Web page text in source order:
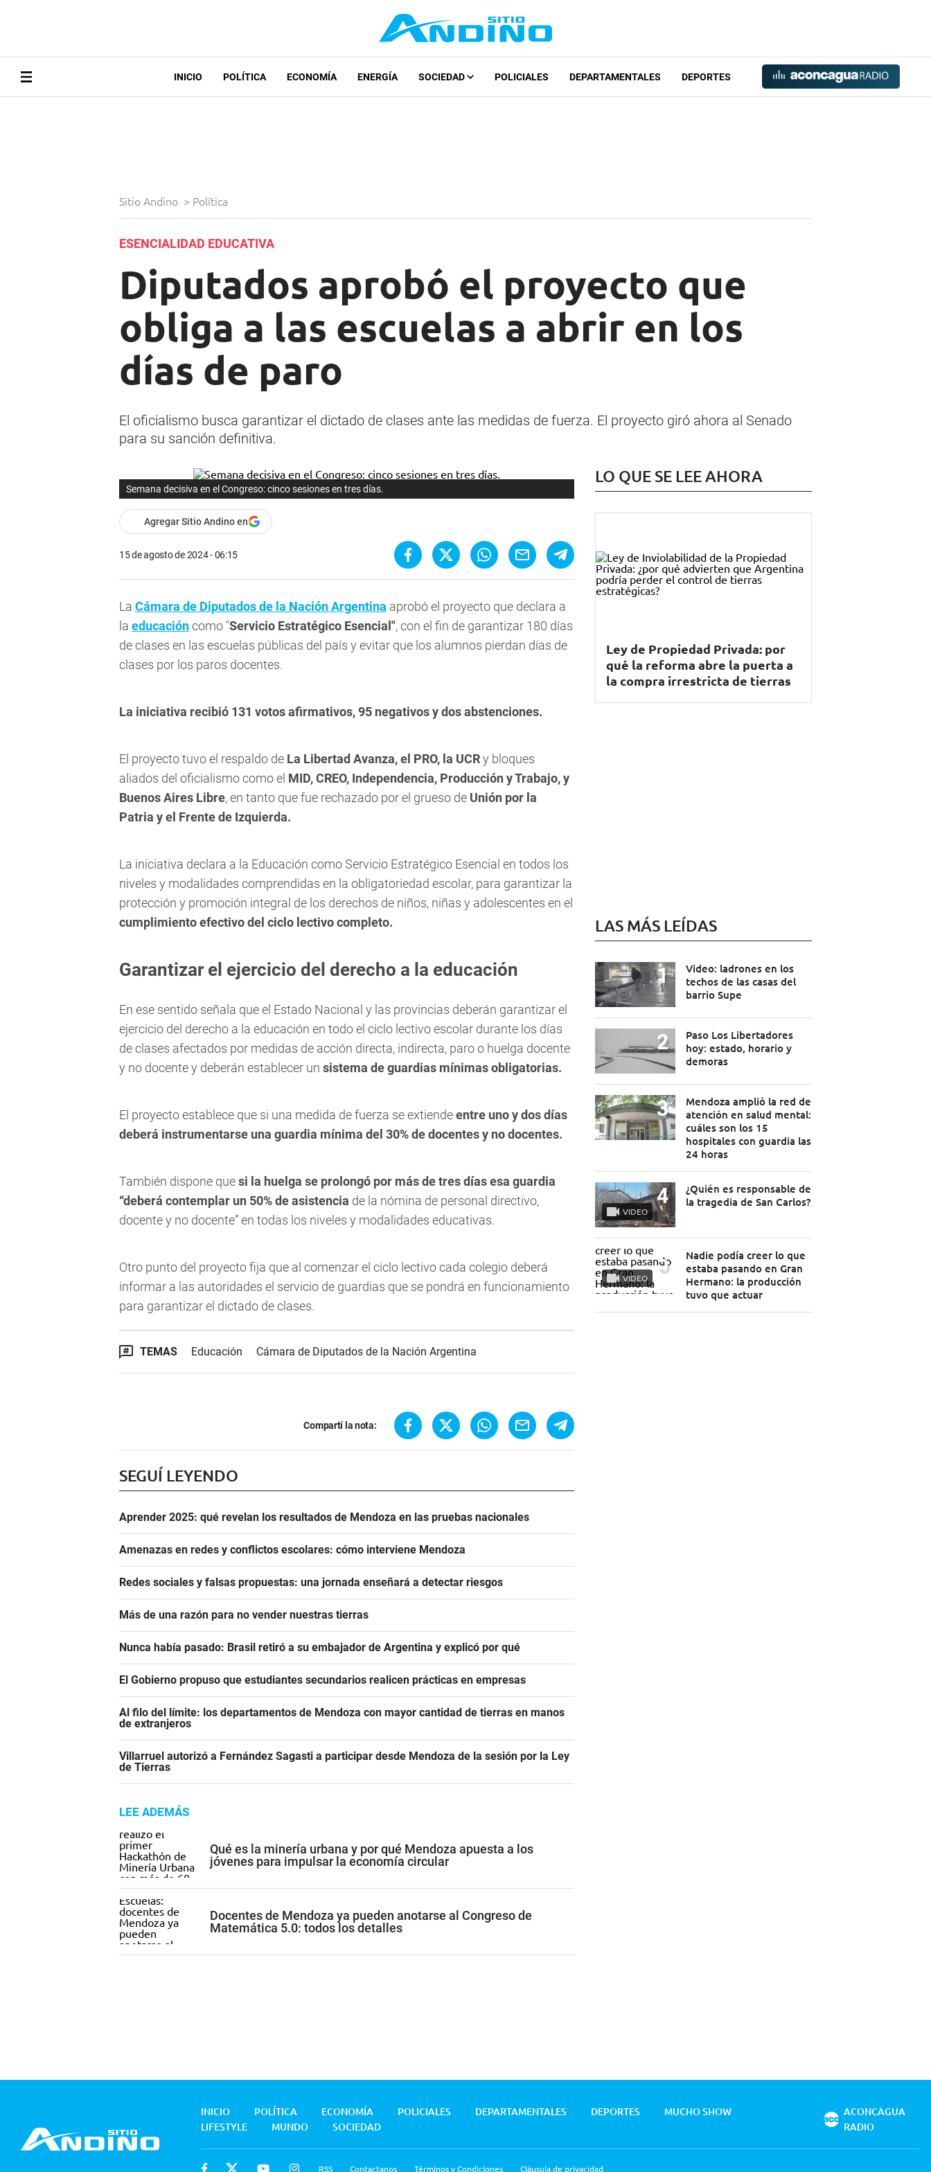
INICIO POLÍTICA ECONOMÍA ENERGÍA SOCIEDAD POLICIALES DEPARTAMENTALES DEPORTES
Sitio Andino > Política
ESENCIALIDAD EDUCATIVA
Diputados aprobó el proyecto que
obliga a las escuelas a abrir en los
días de paro
El oficialismo busca garantizar el dictado de clases ante las medidas de fuerza. El proyecto giró ahora al Senado
para su sanción definitiva.
Semana decisiva en el Congreso: cinco sesiones en tres días.
Agregar Sitio Andino en
15 de agosto de 2024 - 06:15
La Cámara de Diputadosde la Nación Argentina aprobó el proyecto que declara a
la educacióncomo "Servicio Estratégico Esencial", con el fin de garantizar 180 días
de clases en las escuelas públicas del país y evitar que los alumnos pierdan días de
clases por los paros docentes.
La iniciativa recibió 131 votos afirmativos, 95 negativos y dos abstenciones.
El proyecto tuvo el respaldo de La Libertad Avanza, el PRO, la UCRy bloques
aliados del oficialismo como el MID, CREO, Independencia, Producción y Trabajo, y
Buenos Aires Libre, en tanto que fue rechazado por el grueso de Unión por la
Patria y el Frente de Izquierda.
La iniciativa declara a la Educación como Servicio Estratégico Esencial en todos los
niveles y modalidades comprendidas en la obligatoriedad escolar, para garantizar la
protección y promoción integral de los derechos de niños, niñas y adolescentes en el
cumplimiento efectivo del ciclo lectivo completo.
Garantizar el ejercicio del derecho a la educación
En ese sentido señala que el Estado Nacional y las provincias deberán garantizar el
ejercicio del derecho a la educación en todo el ciclo lectivo escolar durante los días
de clases afectados por medidas de acción directa, indirecta, paro o huelga docente
y no docente y deberán establecer un sistema de guardias mínimas obligatorias.
El proyecto establece que si una medida de fuerza se extiendeentre uno y dos días
deberá instrumentarse una guardia mínima del 30% de docentes y no docentes.
También dispone quesi la huelga se prolongó por más de tres días esa guardia
“deberá contemplar un 50% de asistencia de la nómina de personal directivo,
docente y no docente” en todas los niveles y modalidades educativas.
Otro punto del proyecto fija que al comenzar el ciclo lectivo cada colegio deberá
informar a las autoridades el servicio de guardias que se pondrá en funcionamiento
para garantizar el dictado de clases.
TEMAS Educación Cámara de Diputados de la Nación Argentina
Compartí la nota:
SEGUÍ LEYENDO
Aprender 2025: qué revelan los resultados de Mendoza en las pruebas nacionales
Amenazas en redes y conflictos escolares: cómo interviene Mendoza
Redes sociales y falsas propuestas: una jornada enseñará a detectar riesgos
Más de una razón para no vender nuestras tierras
Nunca había pasado: Brasil retiró a su embajador de Argentina y explicó por qué
El Gobierno propuso que estudiantes secundarios realicen prácticas en empresas
Al filo del límite: los departamentos de Mendoza con mayor cantidad de tierras en manos
de extranjeros
Villarruel autorizó a Fernández Sagasti a participar desde Mendoza de la sesión por la Ley
de Tierras
LEE ADEMÁS
Qué es la minería urbana y por qué Mendoza apuesta a los
jóvenes para impulsar la economía circular
Docentes de Mendoza ya pueden anotarse al Congreso de
Matemática 5.0: todos los detalles
LO QUE SE LEE AHORA
Ley de Propiedad Privada: por
qué la reforma abre la puerta a
la compra irrestricta de tierras
LAS MÁS LEÍDAS
Video: ladrones en los
techos de las casas del
barrio Supe
Paso Los Libertadores
hoy: estado, horario y
demoras
Mendoza amplió la red de
atención en salud mental:
cuáles son los 15
hospitales con guardia las
24 horas
VIDEO
¿Quién es responsable de
la tragedia de San Carlos?
VIDEO
Nadie podía creer lo que
estaba pasando en Gran
Hermano: la producción
tuvo que actuar
INICIO POLÍTICA ECONOMÍA POLICIALES DEPARTAMENTALES DEPORTES
MUCHO SHOW
LIFESTYLE
MUNDO SOCIEDAD
RSS Contactanos Términos y Condiciones Cláusula de privacidad
ACONCAGUA
RADIO